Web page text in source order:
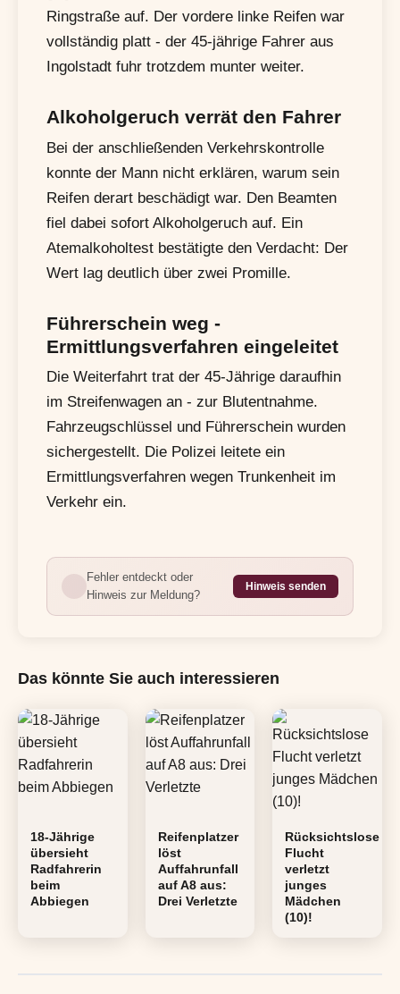
Ringstraße auf. Der vordere linke Reifen war
vollständig platt - der 45-jährige Fahrer aus
Ingolstadt fuhr trotzdem munter weiter.
Alkoholgeruch verrät den Fahrer
Bei der anschließenden Verkehrskontrolle
konnte der Mann nicht erklären, warum sein
Reifen derart beschädigt war. Den Beamten
fiel dabei sofort Alkoholgeruch auf. Ein
Atemalkoholtest bestätigte den Verdacht: Der
Wert lag deutlich über zwei Promille.
Führerschein weg -
Ermittlungsverfahren eingeleitet
Die Weiterfahrt trat der 45-Jährige daraufhin
im Streifenwagen an - zur Blutentnahme.
Fahrzeugschlüssel und Führerschein wurden
sichergestellt. Die Polizei leitete ein
Ermittlungsverfahren wegen Trunkenheit im
Verkehr ein.
Fehler entdeckt oder
Hinweis zur Meldung?
Hinweis senden
Das könnte Sie auch interessieren
18-Jährige
übersieht
Radfahrerin
beim
Abbiegen
Reifenplatzer
löst
Auffahrunfall
auf A8 aus:
Drei Verletzte
Rücksichtslose
Flucht
verletzt
junges
Mädchen
(10)!